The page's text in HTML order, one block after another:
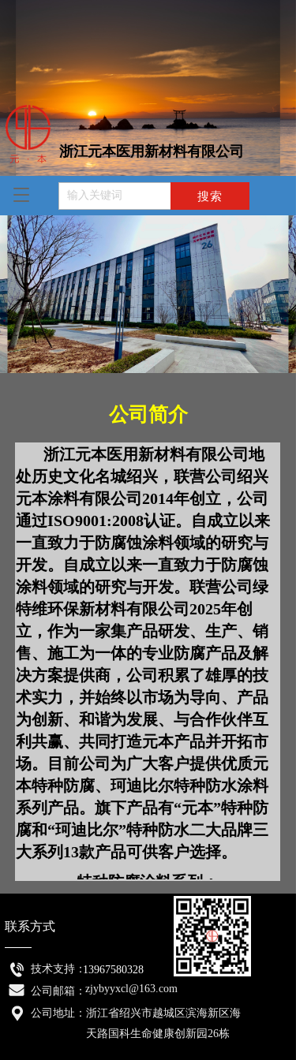
浙江元本医用新材料有限公司
T
g
g
l
e
n
a
v
i
g
a
浙江元本医用新材料有限公司地
处历史文化名城绍兴，联营公司绍兴
元本涂料有限公司2014年创立，公司
通过ISO9001:2008认证。自成立以来
一直致力于防腐蚀涂料领域的研究与
开发。 自成立以来一直致力于防腐蚀
涂料领域的研究与开发。联营公司绿
特维环保新材料有限公司2025年创
立，作为一家集产品研发、生产、销
售、施工为一体的专业防腐产品及解
决方案提供商，公司积累了雄厚的技
术实力，并始终以市场为导向、产品
为创新、和谐为发展、与合作伙伴互
利共赢、共同打造元本产品并开拓市
场。目前公司为广大客户提供优质元
本特种防腐、珂迪比尔特种防水涂料
系列产品。旗下产品有“元本”特种防
腐和“珂迪比尔”特种防水二大品牌三
大系列13款产品可供客户选择。
一、特种防腐涂料系列：
1、产品名称：特种防腐涂料YB—A型GJG001
产品系列：钢结构高分子耐强酸碱特种防腐涂料
2、产品名称：特种防腐涂料YB—A型NWQ002
产品系列：内外墙高渗透耐酸碱特种防腐涂料
3、产品名称：特种防腐涂料YB—A型WSC003
改性聚氨酯防腐涂料
4、产品名称：特种防腐涂料YB—A型GDP004
产品系列：高渗透耐酸碱特种防腐地坪涂料
5、产品名称：特种防腐涂料YB—A型NGW005
公司简介
联系方式
技术支持：
公司邮箱：
zjybyyxcl@163.com
公司地址： 浙江省绍兴市越城区滨海新区海
天路国科生命健康创新园26栋
13967580328